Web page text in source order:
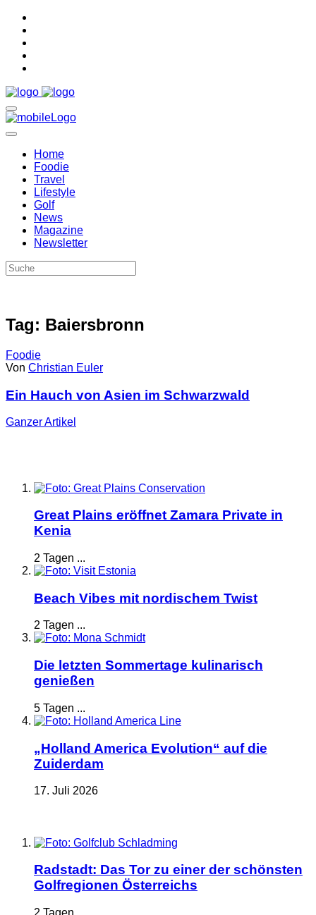
Home
Foodie
Travel
Lifestyle
Golf
News
Magazine
Newsletter
Tag: Baiersbronn
Foodie
Von Christian Euler
Ein Hauch von Asien im Schwarzwald
GanzerArtikel
Great Plains eröffnet Zamara Private in
Kenia
2 Tagen ...
Beach Vibes mit nordischem Twist
2 Tagen ...
Die letzten Sommertage kulinarisch
genießen
5 Tagen ...
„Holland America Evolution“ auf die
Zuiderdam
17. Juli 2026
Radstadt: Das Tor zu einer der schönsten
Golfregionen Österreichs
2 Tagen ...